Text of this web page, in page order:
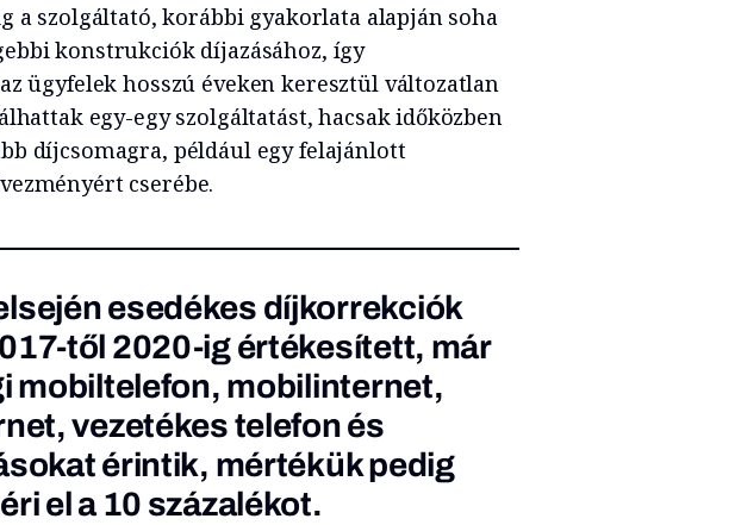
a szolgáltató, korábbi gyakorlata alapján soha
konstrukciók díjazásához, így
ügyfelek hosszú éveken keresztül változatlan
egy-egy szolgáltatást, hacsak időközben
díjcsomagra, például egy felajánlott
cserébe.
esedékes díjkorrekciók
től 2020-ig értékesített, már
mobiltelefon, mobilinternet,
vezetékes telefon és
érintik, mértékük pedig
el a 10 százalékot.